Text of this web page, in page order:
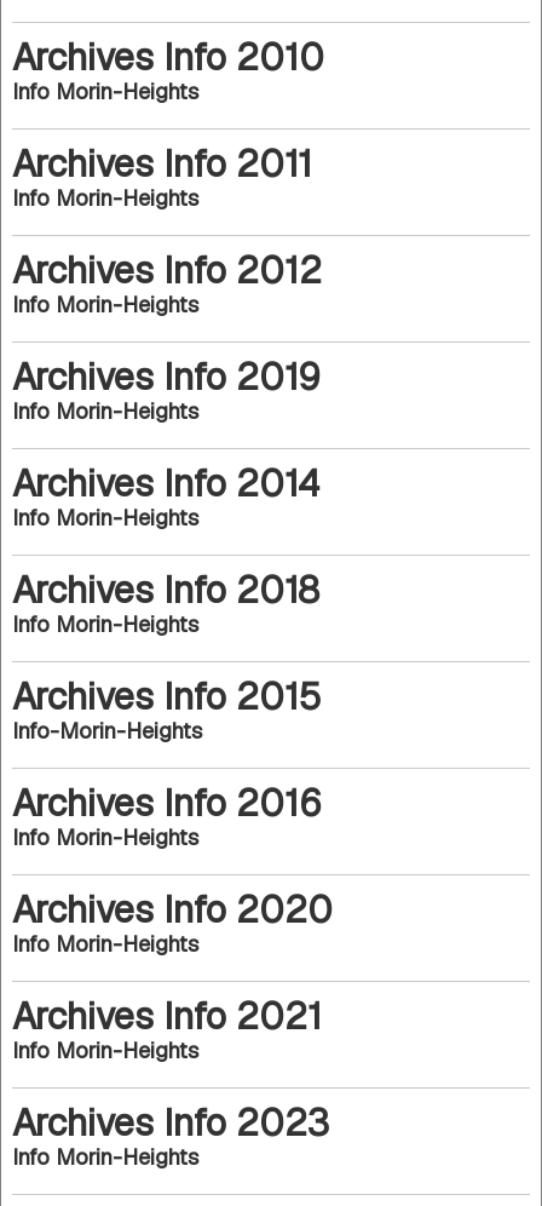
Archives Info 2010
Info Morin-Heights
Archives Info 2011
Info Morin-Heights
Archives Info 2012
Info Morin-Heights
Archives Info 2019
Info Morin-Heights
Archives Info 2014
Info Morin-Heights
Archives Info 2018
Info Morin-Heights
Archives Info 2015
Info-Morin-Heights
Archives Info 2016
Info Morin-Heights
Archives Info 2020
Info Morin-Heights
Archives Info 2021
Info Morin-Heights
Archives Info 2023
Info Morin-Heights